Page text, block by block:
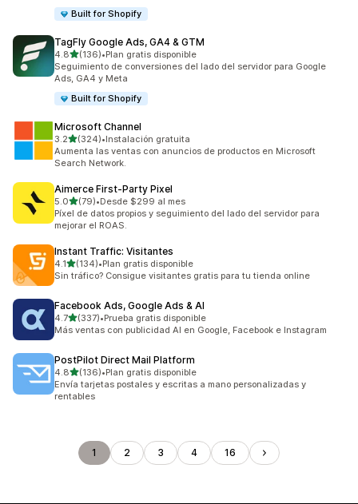
Built for Shopify
TagFly Google Ads, GA4 & GTM
4.8de 5 estrellas
(136)
136 reseñas en total
•Plan gratis disponible
Seguimiento de conversiones del lado del servidor para Google
Ads, GA4 y Meta
Built for Shopify
Microsoft Channel
3.2de 5 estrellas
(324)
324 reseñas en total
•Instalación gratuita
Aumenta las ventas con anuncios de productos en Microsoft
Search Network.
Aimerce First‑Party Pixel
5.0de 5 estrellas
(79)
79 reseñas en total
•Desde $299 al mes
Píxel de datos propios y seguimiento del lado del servidor para
mejorar el ROAS.
Instant Traffic: Visitantes
4.1de 5 estrellas
(134)
134 reseñas en total
•Plan gratis disponible
Sin tráfico? Consigue visitantes gratis para tu tienda online
Facebook Ads, Google Ads & AI
4.7de 5 estrellas
(337)
337 reseñas en total
•Prueba gratis disponible
Más ventas con publicidad AI en Google, Facebook e Instagram
PostPilot Direct Mail Platform
4.8de 5 estrellas
(136)
136 reseñas en total
•Plan gratis disponible
Envía tarjetas postales y escritas a mano personalizadas y
rentables
1 2 3 4 16